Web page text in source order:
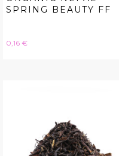
SPRING BEAUTY FF
Hinta
0,16 €